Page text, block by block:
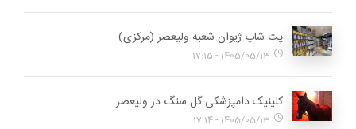
پت شاپ ژیوان شعبه ولیعصر (مرکزی)
1405/05/13 - 17:15
کلینیک دامپزشکی گل سنگ در ولیعصر
1405/05/13 - 17:14